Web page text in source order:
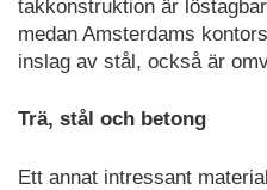
takkonstruktion är
medan Amsterdams
inslag av stål, också är
Trä, stål och betong
Ett annat intressant